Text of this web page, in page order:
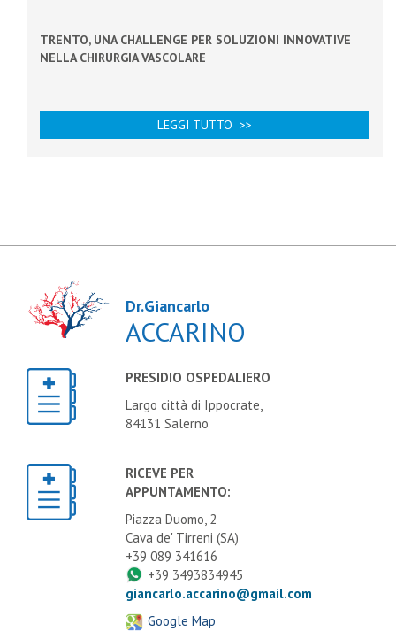
TRENTO, UNA CHALLENGE PER SOLUZIONI INNOVATIVE
NELLA CHIRURGIA VASCOLARE
LEGGI TUTTO >>
Dr.Giancarlo
ACCARINO
PRESIDIO OSPEDALIERO
Largo città di Ippocrate,
84131 Salerno
RICEVE PER
APPUNTAMENTO:
Piazza Duomo, 2
Cava de' Tirreni (SA)
+39 089 341616
+39 3493834945
giancarlo.accarino@gmail.com
Google Map